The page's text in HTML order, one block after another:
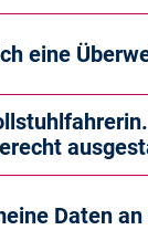
eine
Daten